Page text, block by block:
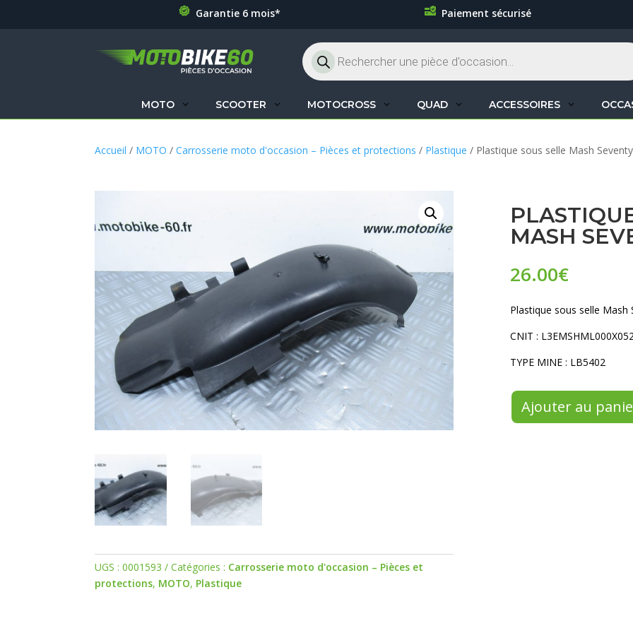
Garantie 6 mois* Paiement sécurisé
Recherche
de
produits
MOTO SCOOTER MOTOCROSS QUAD ACCESSOIRES
Accueil / MOTO /Carrosserie moto d'occasion – Pièces et protections / Plastique / Plastique sous selle Mash
UGS :0001593 Catégories : Carrosserie moto d'occasion – Pièces et
protections, MOTO, Plastique
MASH
26.00€
Plastique sous selle Mash
CNIT :
TYPE MINE : LB5402
Ajouter au